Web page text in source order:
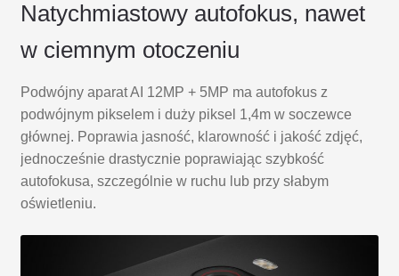
Natychmiastowy autofokus, nawet
w ciemnym otoczeniu
Podwójny aparat AI 12MP + 5MP ma autofokus z
podwójnym pikselem i duży piksel 1,4m w soczewce
głównej. Poprawia jasność, klarowność i jakość zdjęć,
jednocześnie drastycznie poprawiając szybkość
autofokusa, szczególnie w ruchu lub przy słabym
oświetleniu.